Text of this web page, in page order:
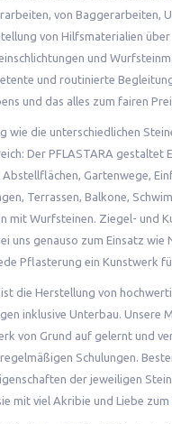
von Baggerarbeiten,
von Hilfsmaterialien über
und
und routinierte
und das alles zum fairen
wie die unterschiedlichen
Der PFLASTARA gestaltet
Abstellflächen, Gartenwege,
Terrassen, Balkone,
mit Wurfsteinen. Ziegel- und
uns genauso zum Einsatz wie
Pflasterung ein Kunstwerk
die Herstellung von
inklusive Unterbau. Unsere
von Grund auf gelernt und
Schulungen.
der jeweiligen
mit viel Akribie und Liebe zum